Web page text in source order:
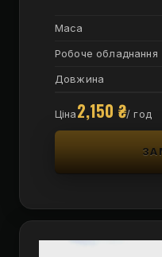
Маса
Робоче обладнання
Довжина
Ціна2,150 ₴/ год